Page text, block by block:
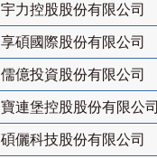
宇力控股股份有限公司
享碩國際股份有限公司
儒億投資股份有限公司
寶連堡控股股份有限公司
碩儷科技股份有限公司